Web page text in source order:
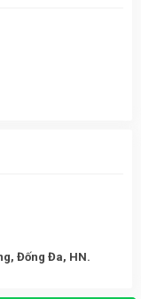
Đống Đa, HN.